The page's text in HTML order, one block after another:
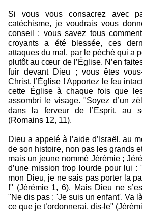
Si vous vous consacrez avec
catéchisme, je voudrais vous
conseil : vous savez tous
croyants a été blessée, ces
attaques du mal, par le péché qui a
plutôt au cœur de l’Église. N’en
fuir devant Dieu ; vous êtes
Christ, l’Église ! Apportez le feu
cette Église à chaque fois que
assombri le visage. "Soyez d’un
dans la ferveur de l’Esprit, au
(Romains 12, 11).
Dieu a appelé à l’aide d’Israël, au
de son histoire, non pas les grands
mais un jeune nommé Jérémie ;
d’une mission trop lourde pour lui :
mon Dieu, je ne sais pas porter la
!" (Jérémie 1, 6). Mais Dieu ne
"Ne dis pas : 'Je suis un enfant'. Va
ce que je t’ordonnerai, dis-le"